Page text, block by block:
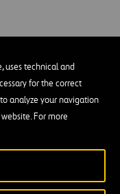
uses technical and
for the correct
analyze your navigation
For more
industriales